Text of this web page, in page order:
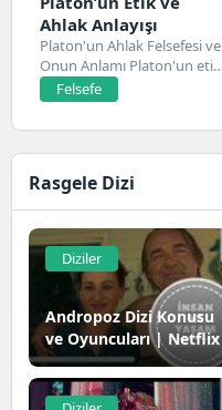
Ahlak Anlayışı
Platon'un Ahlak Felsefesi ve
Onun Anlamı Platon'un etik
ve ahlak...
Felsefe
Rasgele Dizi
Diziler
Andropoz Dizi Konusu
ve Oyuncuları | Netflix